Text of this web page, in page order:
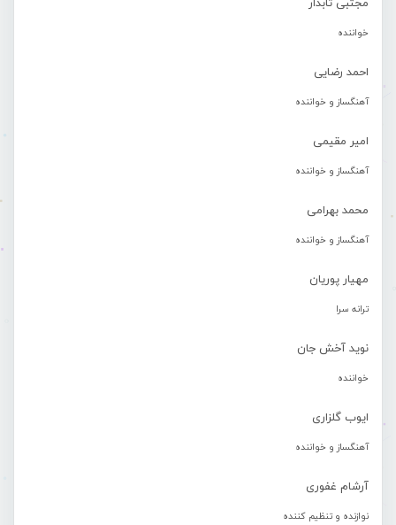
مجتبی تابدار
خواننده
احمد رضایی
آهنگساز و خواننده
امیر مقیمی
آهنگساز و خواننده
محمد بهرامی
آهنگساز و خواننده
مهیار پوریان
ترانه سرا
نوید آخش جان
خواننده
ایوب گلزاری
آهنگساز و خواننده
آرشام غفوری
نوازنده و تنظیم کننده